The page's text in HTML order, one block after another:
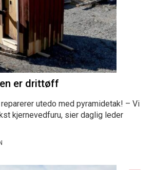
er drittøff
utedo med pyramidetak! – Vi
kjernevedfuru, sier daglig leder